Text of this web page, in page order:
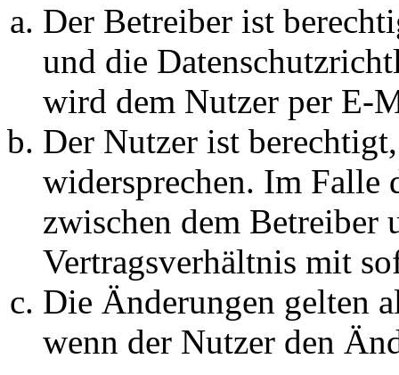
Der Betreiber ist
und die
wird dem Nutzer per E-
Der Nutzer ist
widersprechen. Im Falle
zwischen dem Betreiber
Vertragsverhältnis mit
Die Änderungen gelten
wenn der Nutzer den